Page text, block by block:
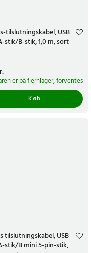
inden for 5-7 hverdage
tilslutningskabel, USB
stik/B-stik, 1,0 m, sort
49 kr.
er på fjernlager, forventes
Køb
tilslutningskabel, USB
stik/B mini 5-pin-stik,